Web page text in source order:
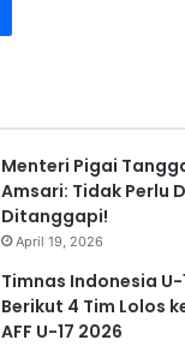
Menteri Pigai
Amsari: Tidak Perlu
Ditanggapi!
April 19, 2026
Timnas Indonesia
Berikut 4 Tim Lolos
AFF U-17 2026